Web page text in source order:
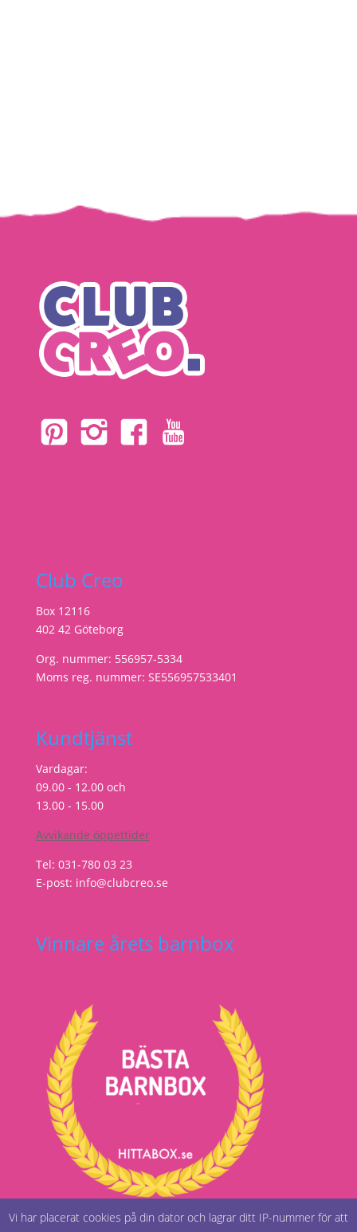
Club Creo
Box 12116
402 42 Göteborg
Org. nummer: 556957-5334
Moms reg. nummer: SE556957533401
Kundtjänst
Vardagar:
09.00 - 12.00 och
13.00 - 15.00
Avvikande öppettider
Tel: 031-780 03 23
E-post: info@clubcreo.se
Vinnare årets barnbox
Vi har placerat cookies på din dator och lagrar ditt IP-nummer för att